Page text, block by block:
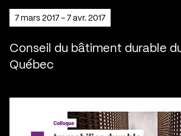
7 mars 2017 - 7 avr. 2017
Conseil du bâtiment durable
Québec